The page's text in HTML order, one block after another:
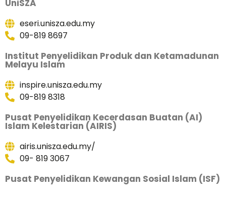
UniSZA
eseri.unisza.edu.my
09-819 8697
Institut Penyelidikan Produk dan Ketamadunan
Melayu Islam
inspire.unisza.edu.my
09-819 8318
Pusat Penyelidikan Kecerdasan Buatan (AI)
Islam Kelestarian (AIRIS)
airis.unisza.edu.my/
09- 819 3067
Pusat Penyelidikan Kewangan Sosial Islam (ISF)